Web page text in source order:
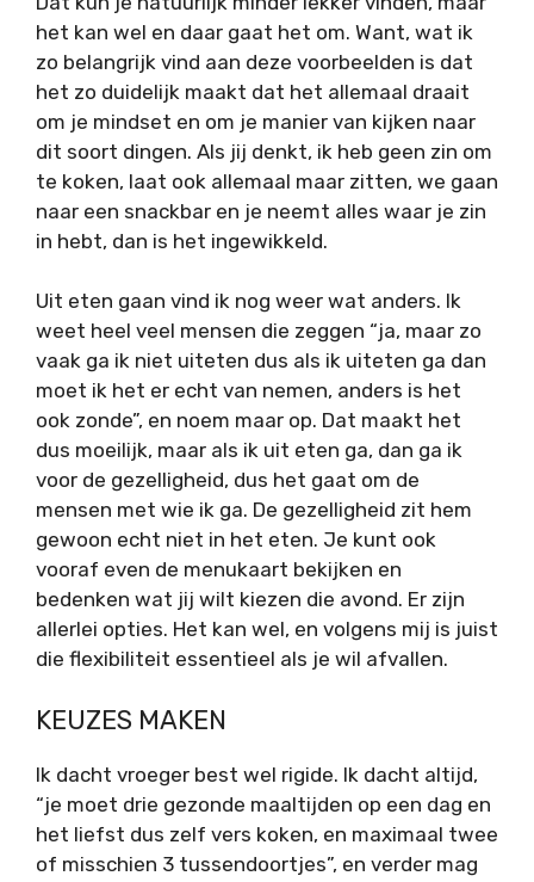
het kan wel en daar gaat het om. Want, wat ik
zo belangrijk vind aan deze voorbeelden is dat
het zo duidelijk maakt dat het allemaal draait
om je mindset en om je manier van kijken naar
dit soort dingen. Als jij denkt, ik heb geen zin om
te koken, laat ook allemaal maar zitten, we gaan
naar een snackbar en je neemt alles waar je zin
in hebt, dan is het ingewikkeld.
Uit eten gaan vind ik nog weer wat anders. Ik
weet heel veel mensen die zeggen “ja, maar zo
vaak ga ik niet uiteten dus als ik uiteten ga dan
moet ik het er echt van nemen, anders is het
ook zonde”, en noem maar op. Dat maakt het
dus moeilijk, maar als ik uit eten ga, dan ga ik
voor de gezelligheid, dus het gaat om de
mensen met wie ik ga. De gezelligheid zit hem
gewoon echt niet in het eten. Je kunt ook
vooraf even de menukaart bekijken en
bedenken wat jij wilt kiezen die avond. Er zijn
allerlei opties. Het kan wel, en volgens mij is juist
die flexibiliteit essentieel als je wil afvallen.
KEUZES MAKEN
Ik dacht vroeger best wel rigide. Ik dacht altijd,
“je moet drie gezonde maaltijden op een dag en
het liefst dus zelf vers koken, en maximaal twee
of misschien 3 tussendoortjes”, en verder mag